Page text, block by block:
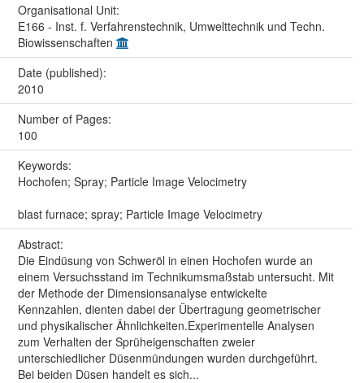
Organisational Unit:
E166 - Inst. f. Verfahrenstechnik, Umwelttechnik und Techn.
Biowissenschaften
Date (published):
2010
Number of Pages:
100
Keywords:
Hochofen; Spray; Particle Image Velocimetry
blast furnace; spray; Particle Image Velocimetry
Abstract:
Die Eindüsung von Schweröl in einen Hochofen wurde an
einem Versuchsstand im Technikumsmaßstab untersucht. Mit
der Methode der Dimensionsanalyse entwickelte
Kennzahlen, dienten dabei der Übertragung geometrischer
und physikalischer Ähnlichkeiten.Experimentelle Analysen
zum Verhalten der Sprüheigenschaften zweier
unterschiedlicher Düsenmündungen wurden durchgeführt.
Bei beiden Düsen handelt es sich...